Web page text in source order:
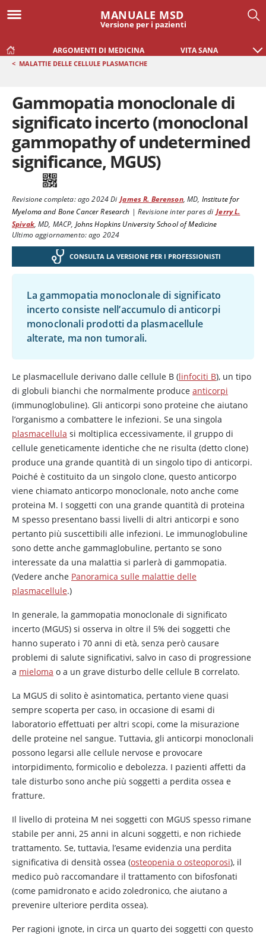
MANUALE MSD
Versione per i pazienti
ARGOMENTI DI MEDICINA VITA SANA
< MALATTIE DELLE CELLULE PLASMATICHE
Gammopatia monoclonale di
significato incerto (monoclonal
gammopathy of undetermined
significance, MGUS)
Revisione completa:ago 2024Di James R. Berenson,MD, Institute for
Myeloma and Bone Cancer Research | Revisione inter pares di Jerry L.
Spivak,MD, MACP, Johns Hopkins University School of Medicine
Ultimo aggiornamento: ago 2024
CONSULTA LA VERSIONE PER I PROFESSIONISTI
La gammopatia monoclonale di significato
incerto consiste nell’accumulo di anticorpi
monoclonali prodotti da plasmacellule
alterate, ma non tumorali.
Le plasmacellule derivano dalle cellule B (linfociti B), un tipo
di globuli bianchi che normalmente produce anticorpi
(immunoglobuline). Gli anticorpi sono proteine che aiutano
l’organismo a combattere le infezioni. Se una singola
plasmacellula si moltiplica eccessivamente, il gruppo di
cellule geneticamente identiche che ne risulta (detto clone)
produce una grande quantità di un singolo tipo di anticorpi.
Poiché è costituito da un singolo clone, questo anticorpo
viene chiamato anticorpo monoclonale, noto anche come
proteina M. I soggetti con una grande quantità di proteina
M spesso presentano bassi livelli di altri anticorpi e sono
pertanto più suscettibili alle infezioni. Le immunoglobuline
sono dette anche gammaglobuline, pertanto se sono
interessate da una malattia si parlerà di gammopatia.
(Vedere anche Panoramica sulle malattie delle
plasmacellule.)
In generale, la gammopatia monoclonale di significato
incerto (MGUS) si osserva in oltre il 5% dei soggetti che
hanno superato i 70 anni di età, senza però causare
problemi di salute significativi, salvo in caso di progressione
a mieloma o a un grave disturbo delle cellule B correlato.
La MGUS di solito è asintomatica, pertanto viene quasi
sempre scoperta per caso, in occasione di esami di
laboratorio effettuati per altri scopi, come la misurazione
delle proteine nel sangue. Tuttavia, gli anticorpi monoclonali
possono legarsi alle cellule nervose e provocare
intorpidimento, formicolio e debolezza. I pazienti affetti da
tale disturbo sono anche più soggetti a perdita ossea e
fratture.
Il livello di proteina M nei soggetti con MGUS spesso rimane
stabile per anni, 25 anni in alcuni soggetti, e non richiede
trattamento. Se, tuttavia, l’esame evidenzia una perdita
significativa di densità ossea (osteopenia o osteoporosi), il
medico può raccomandare il trattamento con bifosfonati
(come pamidronato e acido zoledronico, che aiutano a
prevenire ulteriore perdita ossea).
Per ragioni ignote, in circa un quarto dei soggetti con questo